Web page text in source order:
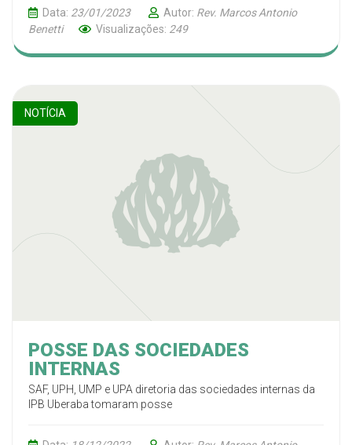
Data: 23/01/2023 Autor: Rev. Marcos Antonio
Benetti
Visualizações: 249
NOTÍCIA
POSSE DAS SOCIEDADES
INTERNAS
SAF, UPH, UMP e UPA diretoria das sociedades internas da
IPB Uberaba tomaram posse